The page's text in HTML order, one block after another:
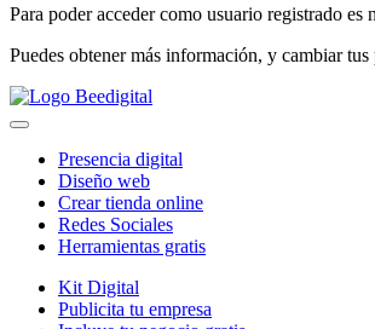
Para poder acceder como usuario registrado
Puedes obtener más información, y cambiar tus
Presencia digital
Diseño web
Crear tienda online
Redes Sociales
Herramientas gratis
Kit Digital
Publicita tu empresa